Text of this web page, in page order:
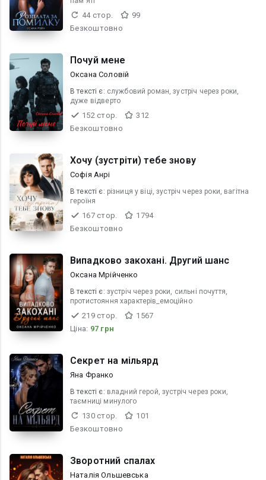
44 стор.
99
Безкоштовно
Почуй мене
Оксана Соловій
В текcті є: службовий роман, зустріч через роки,
дуже відверто
152 стор.
312
Безкоштовно
Хочу (зустріти) тебе знову
Софія Анрі
В текcті є: різниця у віці, зустріч через роки, вагітна
героїня
167 стор.
1794
Безкоштовно
Випадково закохані. Другий шанс
Оксана Мрійченко
В текcті є: зустріч через роки, сильні почуття,
протистояння характерів_емоційно
219 стор.
1567
Ціна: 97 грн
Секрет на мільярд
Яна Франко
В текcті є: владний герой, зустріч через роки,
таємниці минулого
130 стор.
101
Безкоштовно
Зворотний спалах
Наталія Ольшевська